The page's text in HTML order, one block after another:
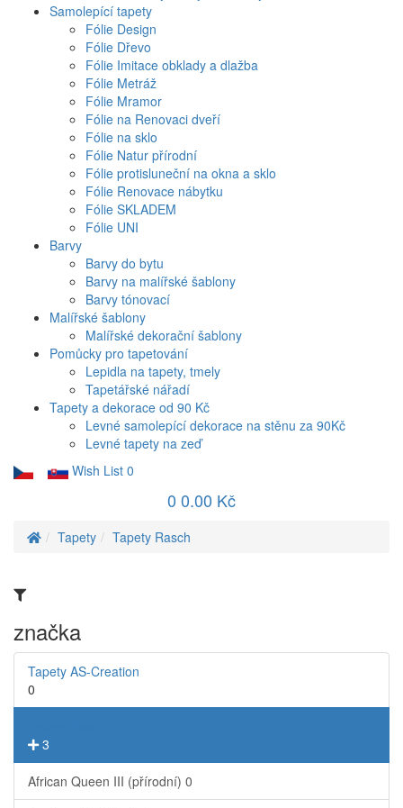
Samolepící tapety
Fólie Design
Fólie Dřevo
Fólie Imitace obklady a dlažba
Fólie Metráž
Fólie Mramor
Fólie na Renovaci dveří
Fólie na sklo
Fólie Natur přírodní
Fólie protisluneční na okna a sklo
Fólie Renovace nábytku
Fólie SKLADEM
Fólie UNI
Barvy
Barvy do bytu
Barvy na malířské šablony
Barvy tónovací
Malířské šablony
Malířské dekorační šablony
Pomůcky pro tapetování
Lepidla na tapety, tmely
Tapetářské nářadí
Tapety a dekorace od 90 Kč
Levné samolepící dekorace na stěnu za 90Kč
Levné tapety na zeď
Wish List 0
0 0.00 Kč
Tapety Tapety Rasch
značka
Tapety AS-Creation
0
3
African Queen III (přírodní) 0